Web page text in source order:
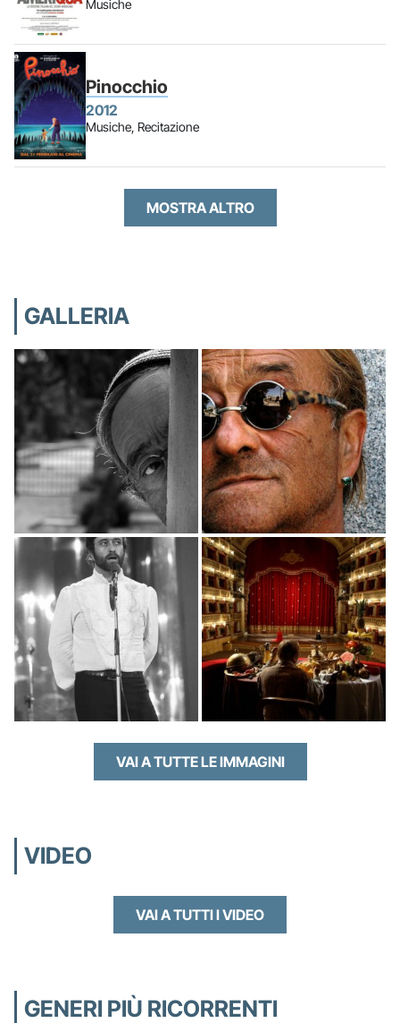
Musiche
Pinocchio
2012
Musiche, Recitazione
MOSTRA ALTRO
GALLERIA
VAI A TUTTE LE IMMAGINI
VIDEO
VAI A TUTTI I VIDEO
GENERI PIÙ RICORRENTI